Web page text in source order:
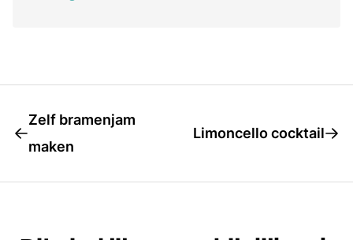
Zelf bramenjam
maken
Limoncello cocktail